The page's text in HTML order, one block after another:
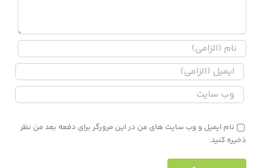
نام ایمیل و وب سایت های من در این مرورگر برای دفعه بعد من نظر
ذخیره کنید.